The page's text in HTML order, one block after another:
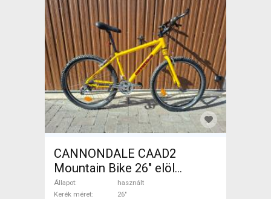
CANNONDALE CAAD2
Mountain Bike 26" elöl
teleszkópos használt ELADÓ
Állapot
használt
Kerék méret
26"